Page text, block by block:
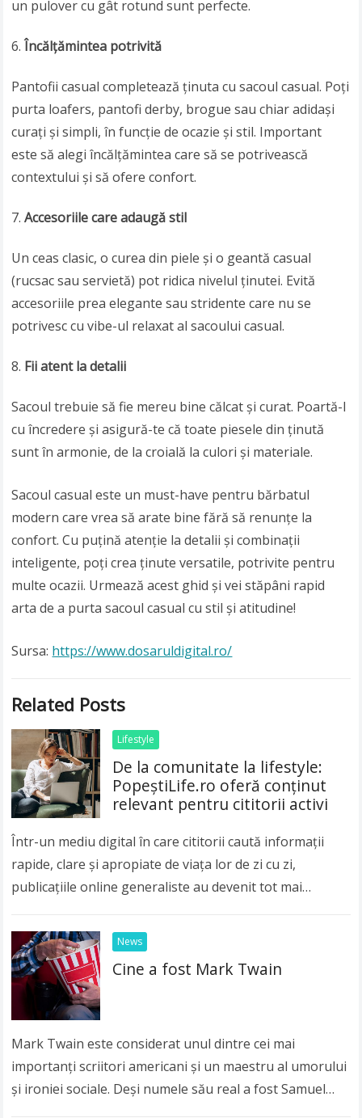
un pulover cu gât rotund sunt perfecte.
Încălțămintea potrivită
Pantofii casual completează ținuta cu sacoul casual. Poți
purta loafers, pantofi derby, brogue sau chiar adidași
curați și simpli, în funcție de ocazie și stil. Important
este să alegi încălțămintea care să se potrivească
contextului și să ofere confort.
Accesoriile care adaugă stil
Un ceas clasic, o curea din piele și o geantă casual
(rucsac sau servietă) pot ridica nivelul ținutei. Evită
accesoriile prea elegante sau stridente care nu se
potrivesc cu vibe-ul relaxat al sacoului casual.
Fii atent la detalii
Sacoul trebuie să fie mereu bine călcat și curat. Poartă-l
cu încredere și asigură-te că toate piesele din ținută
sunt în armonie, de la croială la culori și materiale.
Sacoul casual este un must-have pentru bărbatul
modern care vrea să arate bine fără să renunțe la
confort. Cu puțină atenție la detalii și combinații
inteligente, poți crea ținute versatile, potrivite pentru
multe ocazii. Urmează acest ghid și vei stăpâni rapid
arta de a purta sacoul casual cu stil și atitudine!
Sursa: https://www.dosaruldigital.ro/
Related Posts
Lifestyle
De la comunitate la lifestyle:
PopeștiLife.ro oferă conținut
relevant pentru cititorii activi
Într-un mediu digital în care cititorii caută informații
rapide, clare și apropiate de viața lor de zi cu zi,
publicațiile online generaliste au devenit tot mai
News
Cine a fost Mark Twain
Mark Twain este considerat unul dintre cei mai
importanți scriitori americani și un maestru al umorului
și ironiei sociale. Deși numele său real a fost Samuel